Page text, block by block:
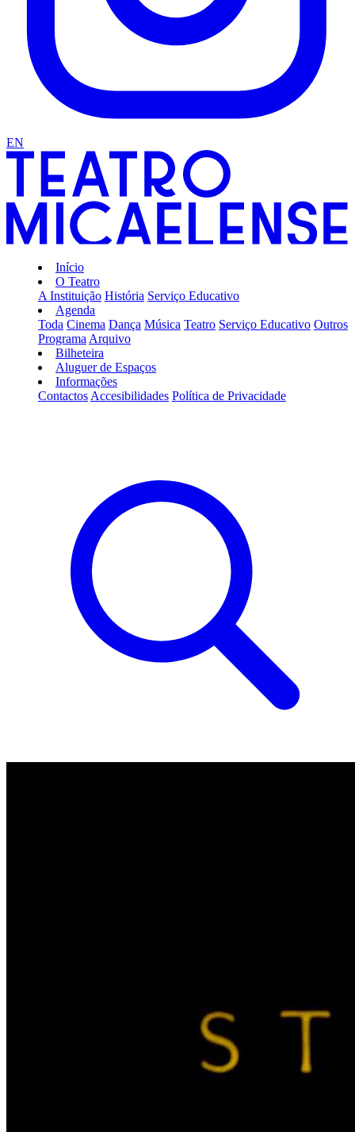
EN
Início
O Teatro
A Instituição História Serviço Educativo
Agenda
Toda Cinema Dança Música Teatro Serviço Educativo Outros
Programa Arquivo
Bilheteira
Aluguer de Espaços
Informações
Contactos Accesibilidades Política de Privacidade